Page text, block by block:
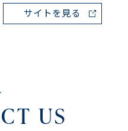
サイトを見る
US